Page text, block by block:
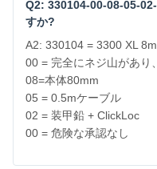
Q2: 330104-00-08-05-
すか?
A2: 330104 = 3300 XL
00 = 完全にネジ山があり
08=本体80mm
05 = 0.5mケーブル
02 = 装甲鉛 + ClickLoc
00 = 危険な承認なし